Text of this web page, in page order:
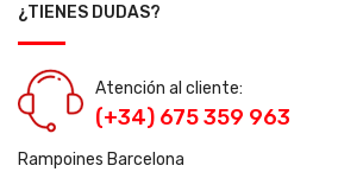
¿TIENES DUDAS?
Atención al cliente:
(+34) 675 359 963
Rampoines Barcelona